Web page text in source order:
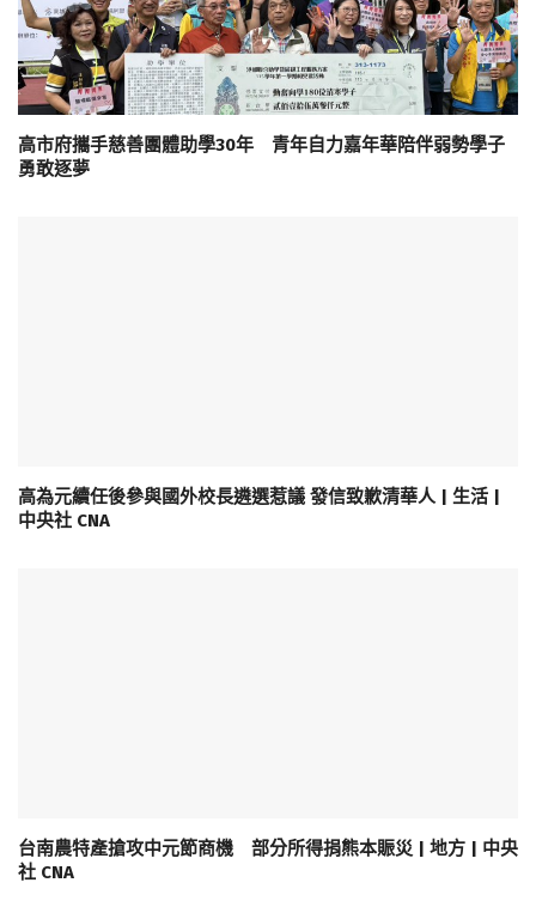
高市府攜手慈善團體助學30年 青年自力嘉年華陪伴弱勢學子
勇敢逐夢
高為元續任後參與國外校長遴選惹議 發信致歉清華人 | 生活 |
中央社 CNA
台南農特產搶攻中元節商機 部分所得捐熊本賑災 | 地方 | 中央
社 CNA